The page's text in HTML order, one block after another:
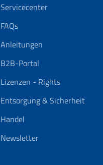
Servicecenter
FAQs
Anleitungen
B2B-Portal
Lizenzen - Rights
Entsorgung & Sicherheit
Handel
Newsletter